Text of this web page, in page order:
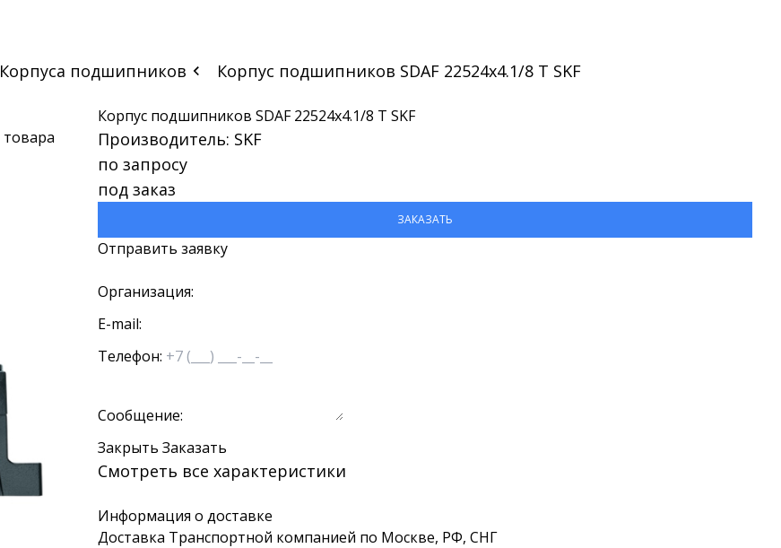
Корпуса подшипников Корпус подшипников SDAF 22524x4.1/8 T SKF
Корпус подшипников SDAF 22524x4.1/8 T SKF
Производитель: SKF
по запросу
под заказ
ЗАКАЗАТЬ
Отправить заявку
Организация:
E-mail:
Телефон:
Сообщение:
Закрыть Заказать
Смотреть все характеристики
Информация о доставке
Доставка Транспортной компанией по Москве, РФ, СНГ